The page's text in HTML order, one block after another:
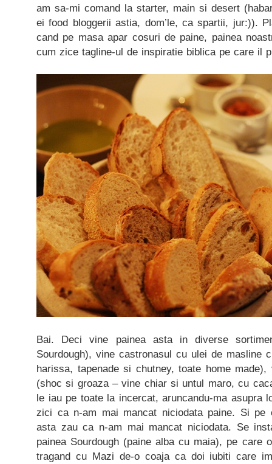
am sa-mi comand la starter, main si desert
ei food bloggerii astia, dom’le, ca spartii, jur:)).
cand pe masa apar cosuri de paine, painea
cum zice tagline-ul de inspiratie biblica pe care il
Bai. Deci vine painea asta in diverse
Sourdough), vine castronasul cu ulei de masline
harissa, tapenade si chutney, toate home
(shoc si groaza – vine chiar si untul maro, cu
le iau pe toate la incercat, aruncandu-ma asupra
zici ca n-am mai mancat niciodata paine. Si pe
asta zau ca n-am mai mancat niciodata. Se
painea Sourdough (paine alba cu maia), pe care
tragand cu Mazi de-o coaja ca doi iubiti care